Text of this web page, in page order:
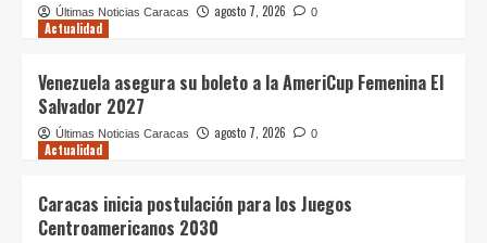
Últimas Noticias Caracas agosto 7, 2026 0
Actualidad
Venezuela asegura su boleto a la AmeriCup Femenina El
Salvador 2027
Últimas Noticias Caracas agosto 7, 2026 0
Actualidad
Caracas inicia postulación para los Juegos
Centroamericanos 2030